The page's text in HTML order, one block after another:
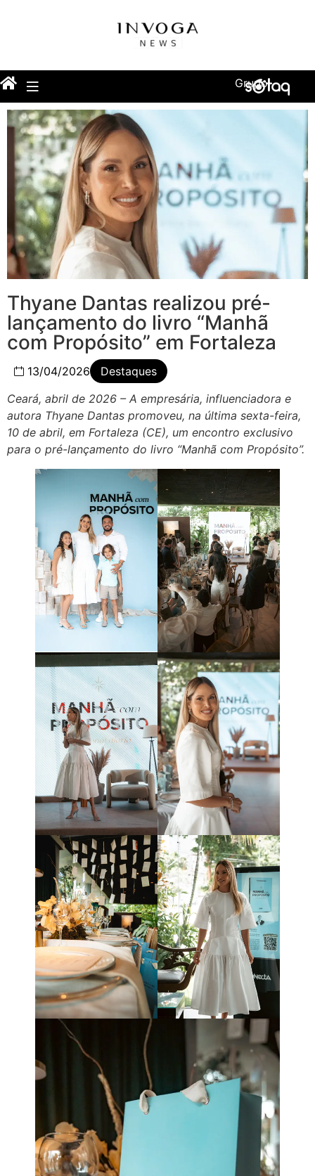
Grupo
Thyane Dantas realizou pré-
lançamento do livro “Manhã
com Propósito” em Fortaleza
13/04/2026
Destaques
Ceará, abril de 2026 – A empresária, influenciadora e
autora Thyane Dantas promoveu, na última sexta-feira,
10 de abril, em Fortaleza (CE), um encontro exclusivo
para o pré-lançamento do livro “Manhã com Propósito”.